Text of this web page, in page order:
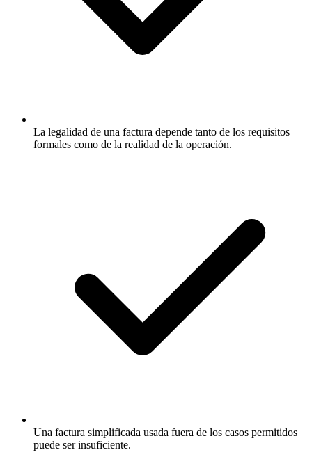
La legalidad de una factura depende tanto de los requisitos
formales como de la realidad de la operación.
Una factura simplificada usada fuera de los casos permitidos
puede ser insuficiente.